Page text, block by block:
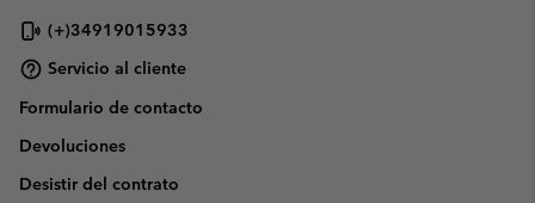
(+)34919015933
Servicio al cliente
Formulario de contacto
Devoluciones
Desistir del contrato